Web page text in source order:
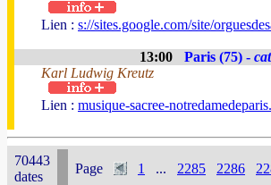
Lien : s://sites.google.com/site/
13:00 Paris (75) -
Karl Ludwig Kreutz
Lien : musique-sacree-
70443
dates
Page 1 ... 2285 2286